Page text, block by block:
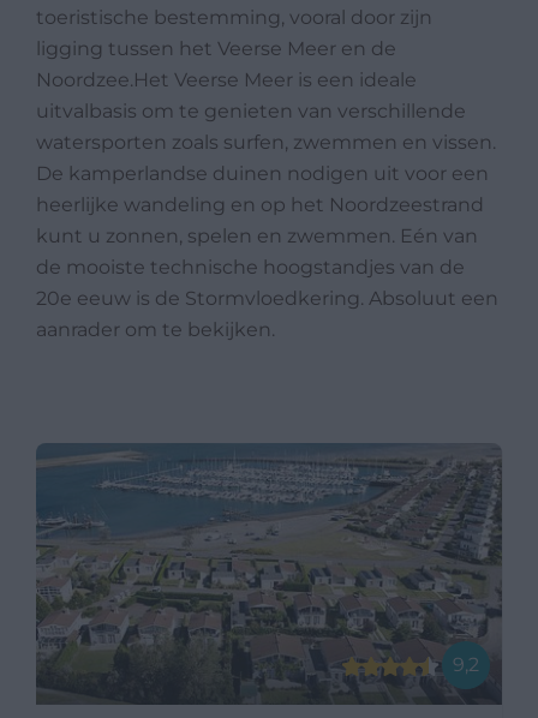
toeristische bestemming, vooral door zijn
ligging tussen het Veerse Meer en de
Noordzee.Het Veerse Meer is een ideale
uitvalbasis om te genieten van verschillende
watersporten zoals surfen, zwemmen en vissen.
De kamperlandse duinen nodigen uit voor een
heerlijke wandeling en op het Noordzeestrand
kunt u zonnen, spelen en zwemmen. Eén van
de mooiste technische hoogstandjes van de
20e eeuw is de Stormvloedkering. Absoluut een
aanrader om te bekijken.
9,2